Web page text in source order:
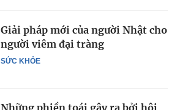
SỨC KHỎE
Giải pháp mới của người Nhật cho
người viêm đại tràng